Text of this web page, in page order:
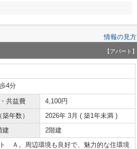
情報の見方
【アパート】
4分
共益費
4,100円
年数）
2026年 3月 ( 築1年未満 )
建 2階建
Ａ。周辺環境も良好で、魅力的な住環境